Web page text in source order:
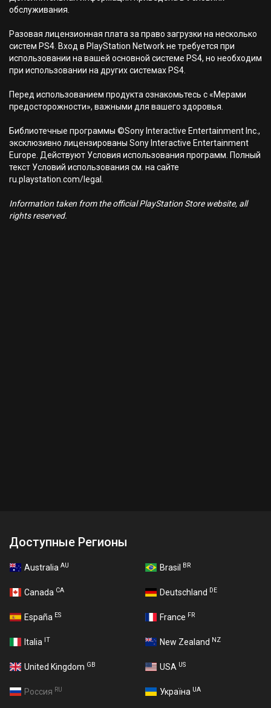
обслуживания.
Разовая лицензионная плата за право загрузки на несколько
систем PS4. Вход в PlayStation Network не требуется при
использовании на вашей основной системе PS4, но необходим
при использовании на других системах PS4.
Перед использованием продукта ознакомьтесь с «Мерами
предосторожности», важными для вашего здоровья.
Библиотечные программы ©Sony Interactive Entertainment Inc.,
эксклюзивно лицензированы Sony Interactive Entertainment
Europe. Действуют Условия использования программ. Полный
текст Условий использования см. на сайте
ru.playstation.com/legal.
Information taken from the official PlayStation Store website, all
rights reserved.
Доступные Регионы
Australia AU Brasil BR
Canada CA Deutschland DE
España ES France FR
Italia IT New Zealand NZ
United Kingdom GB USA US
Россия RU Україна UA